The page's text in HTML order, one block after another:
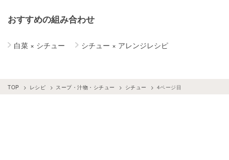
おすすめの組み合わせ
白菜 × シチュー シチュー × アレンジレシピ
TOP レシピ スープ・汁物・シチュー シチュー 4ページ目